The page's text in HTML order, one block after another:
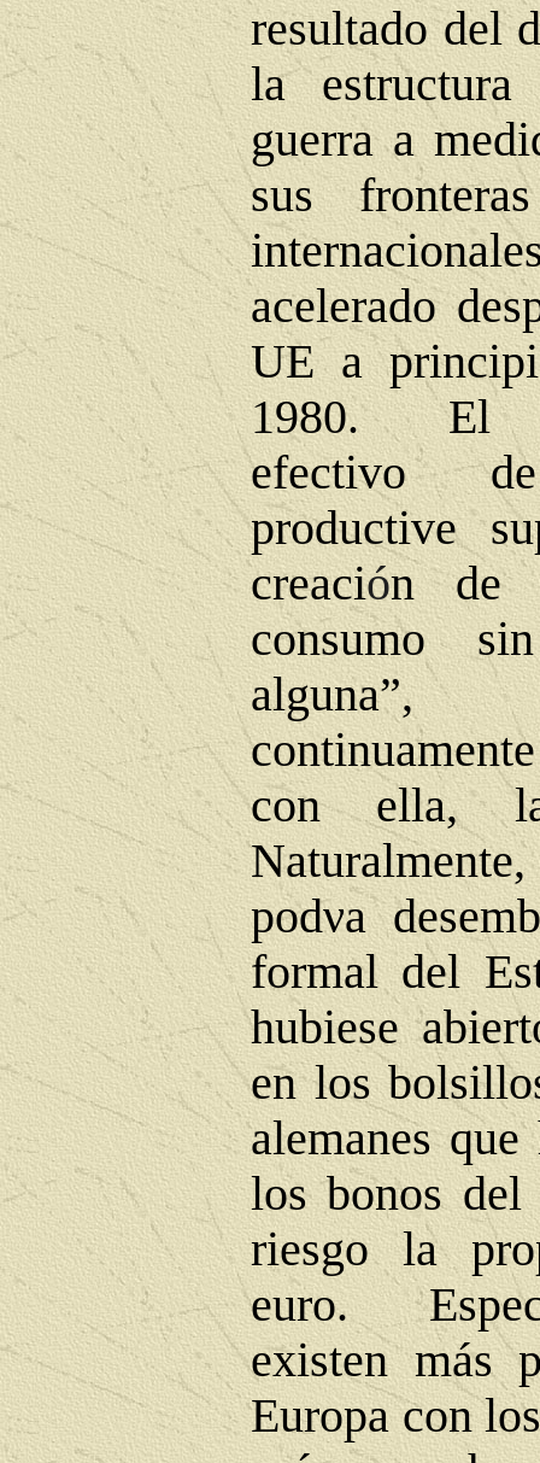
resultado del
la
guerra a
sus
acelerado
UE a
1980. El
efectivo
productive
creación de
consumo
alguna”,
con ella,
podνa
formal del
hubiese
en los
alemanes que
los bonos del
riesgo la
euro.
existen más
Europa con